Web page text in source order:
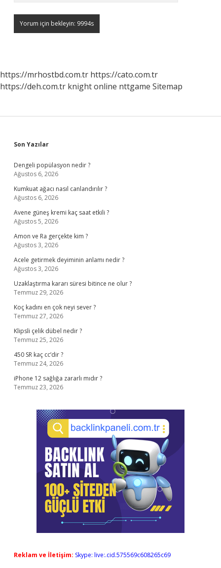
https://mrhostbd.com.tr https://cato.com.tr
https://deh.com.tr knight online nttgame Sitemap
Sidebar
Son Yazılar
Dengeli popülasyon nedir ?
Ağustos 6, 2026
Kumkuat ağacı nasıl canlandırılır ?
Ağustos 6, 2026
Avene güneş kremi kaç saat etkili ?
Ağustos 5, 2026
Amon ve Ra gerçekte kim ?
Ağustos 3, 2026
Acele getirmek deyiminin anlamı nedir ?
Ağustos 3, 2026
Uzaklaştırma kararı süresi bitince ne olur ?
Temmuz 29, 2026
Koç kadını en çok neyi sever ?
Temmuz 27, 2026
Klipsli çelik dübel nedir ?
Temmuz 25, 2026
450 SR kaç cc’dir ?
Temmuz 24, 2026
iPhone 12 sağlığa zararlı mıdır ?
Temmuz 23, 2026
Reklam ve İletişim: Skype: live:.cid.575569c608265c69